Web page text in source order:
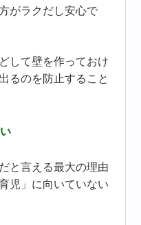
がラクだし安心で
して壁を作っておけ
るのを防止すること
と言える最大の理由
児」に向いていない